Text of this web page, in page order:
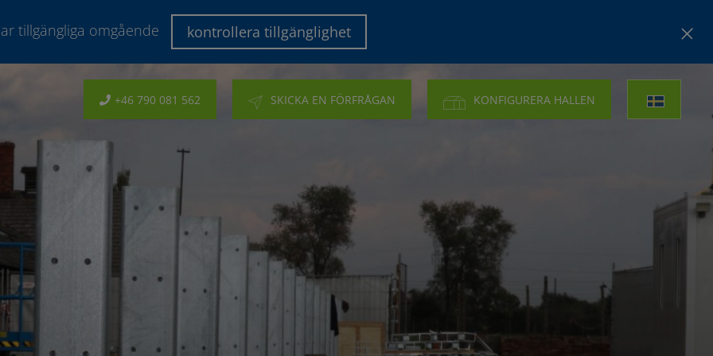
tillgängliga omgående kontrollera tillgänglighet
+46 790 081 562 SKICKA EN FÖRFRÅGAN KONFIGURERA HALLEN